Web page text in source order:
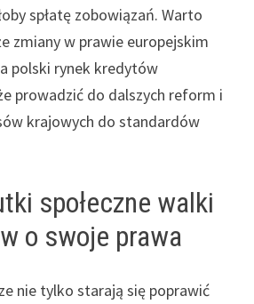
spłatę zobowiązań. Warto
zmiany w prawie europejskim
polski rynek kredytów
prowadzić do dalszych reform i
krajowych do standardów
społeczne walki
o swoje prawa
nie tylko starają się poprawić